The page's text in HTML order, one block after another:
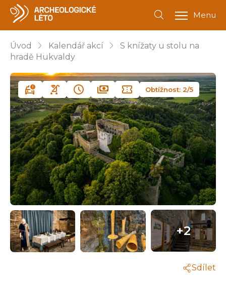
Menu
Úvod Kalendář akcí
S knížaty u stolu na
hradě Hukvaldy
Obtížnost: 2/5
+2
Sdílet